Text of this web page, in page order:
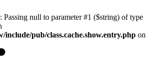
Passing null to parameter #1 ($string) of type
include/pub/class.cache.show.entry.php on